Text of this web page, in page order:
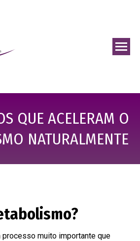
QUE ACELERAM O
NATURALMENTE
muito importante que